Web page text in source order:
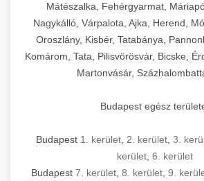
Mátészalka, Fehérgyarmat,
Nagykálló, Várpalota, Ajka, Herend,
Oroszlány, Kisbér, Tatabánya,
Komárom, Tata, Pilisvörösvár, Bicske,
Martonvásár,
Budapest egész
Budapest 1. kerület 2. kerület 3.
kerület 6. kerület
Budapest 7. kerület, 8. kerület, 9.